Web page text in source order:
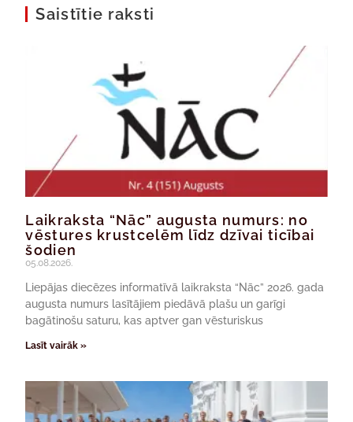
Saistītie raksti
Laikraksta “Nāc” augusta numurs: no
vēstures krustcelēm līdz dzīvai ticībai
šodien
05.08.2026.
Liepājas diecēzes informatīvā laikraksta “Nāc” 2026. gada
augusta numurs lasītājiem piedāvā plašu un garīgi
bagātinošu saturu, kas aptver gan vēsturiskus
Lasīt vairāk »